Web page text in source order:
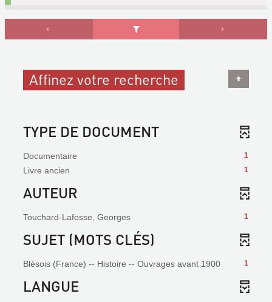
Affinez votre recherche
TYPE DE DOCUMENT
1
Documentaire
1
Livre ancien
AUTEUR
1
Touchard-Lafosse, Georges
SUJET (MOTS CLÉS)
1
Blésois (France) -- Histoire -- Ouvrages avant 1900
LANGUE